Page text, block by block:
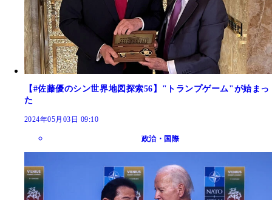
【#佐藤優のシン世界地図探索56】"トランプゲーム"が始まっ
た
2024年05月03日 09:10
政治・国際